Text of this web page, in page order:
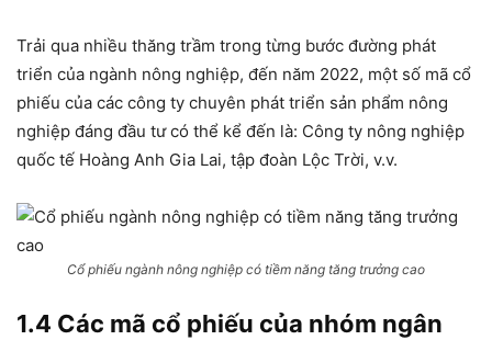
Trải qua nhiều thăng trầm trong từng bước đường phát
triển của ngành nông nghiệp, đến năm 2022, một số mã cổ
phiếu của các công ty chuyên phát triển sản phẩm nông
nghiệp đáng đầu tư có thể kể đến là: Công ty nông nghiệp
quốc tế Hoàng Anh Gia Lai, tập đoàn Lộc Trời, v.v.
Cổ phiếu ngành nông nghiệp có tiềm năng tăng trưởng cao
1.4 Các mã cổ phiếu của nhóm ngân